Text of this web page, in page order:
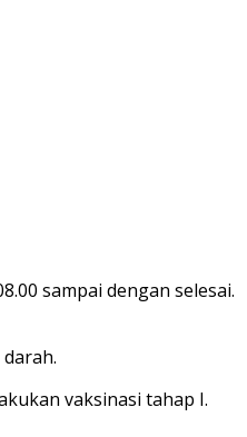
sampai dengan selesai.
vaksinasi tahap I.